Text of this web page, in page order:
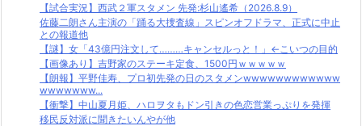
【試合実況】西武２軍スタメン 先発:杉山遙希（2026.8.9）
佐藤二朗さん主演の「踊る大捜査線」スピンオフドラマ、正式に中止
との報道他
【謎】女「43億円注文して………キャンセルっと！」←こいつの目的
【画像あり】吉野家のステーキ定食、1500円ｗｗｗｗｗ
【朗報】平野佳寿、プロ初先発の日のスタメンwwwwwwwwwwww
wwwwwww...
【衝撃】中山夏月姫、ハロヲタもドン引きの色恋営業っぷりを発揮
移民反対派に聞きたいんやが他